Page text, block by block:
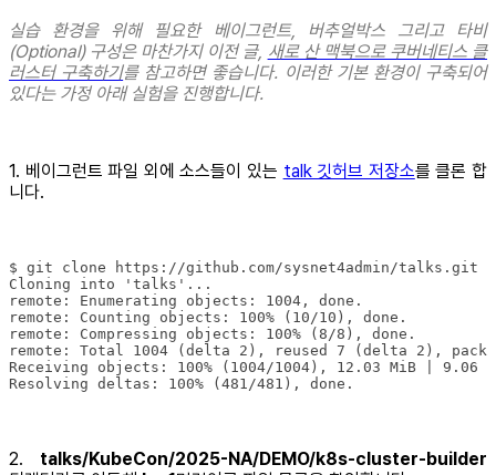
실습 환경을 위해 필요한 베이그런트, 버추얼박스 그리고 타비
(Optional) 구성은 마찬가지 이전 글, 새로 산 맥북으로 쿠버네티스 클
러스터 구축하기를 참고하면 좋습니다. 이러한 기본 환경이 구축되어
있다는 가정 아래 실험을 진행합니다.
1. 베이그런트 파일 외에 소스들이 있는 talk 깃허브 저장소를 클론 합
니다.
Resolving deltas: 100% (481/481), done.
2. talks/KubeCon/2025-NA/DEMO/k8s-cluster-builder